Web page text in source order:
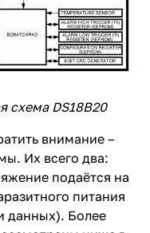
схема DS18B20
внимание –
Их всего два:
подаётся на
питания
данных). Более